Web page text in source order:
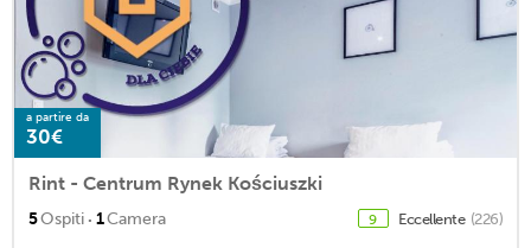
a partire da
30€
Rint - Centrum Rynek Kościuszki
5Ospiti · 1Camera 9 Eccellente (226)